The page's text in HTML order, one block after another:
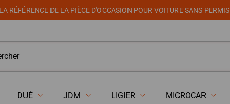
LA RÉFÉRENCE DE LA PIÈCE D'OCCASION POUR VOITURE SANS PERMIS
DUÉ JDM LIGIER MICROCAR